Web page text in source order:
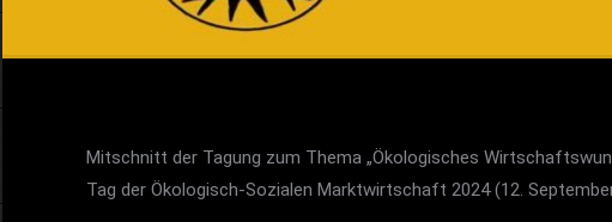
Mitschnitt der Tagung zum Thema „Ökologisches
Tag der Ökologisch-Sozialen Marktwirtschaft 2024 (12.